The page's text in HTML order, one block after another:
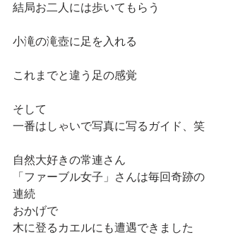
結局お二人には歩いてもらう
小滝の滝壺に足を入れる
これまでと違う足の感覚
そして
一番はしゃいで写真に写るガイド、笑
自然大好きの常連さん
「ファーブル女子」さんは毎回奇跡の
連続
おかげで
木に登るカエルにも遭遇できました